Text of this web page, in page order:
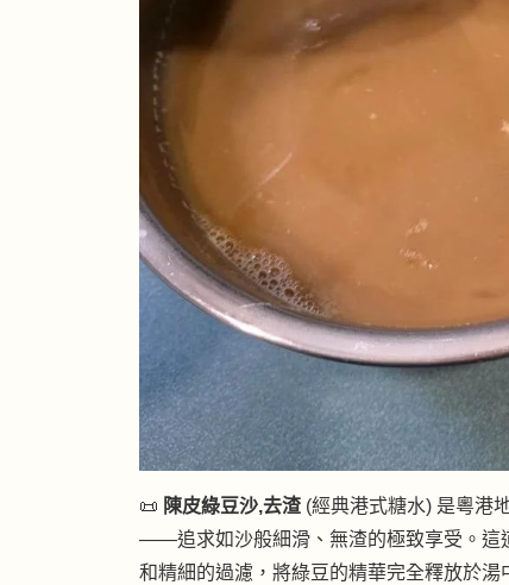
📜 陳皮綠豆沙,去渣 (經典港式糖水) 是粵港
——追求如沙般細滑、無渣的極致享受。這
和精細的過濾，將綠豆的精華完全釋放於